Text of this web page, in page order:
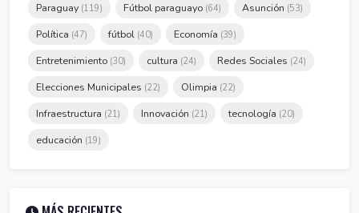
Paraguay (119) Fútbol paraguayo (64) Asunción (53)
Política (47) fútbol (40) Economía (39)
Entretenimiento (30) cultura (24) Redes Sociales (24)
Elecciones Municipales (22) Olimpia (22)
Infraestructura (21) Innovación (21) tecnología (20)
educación (19)